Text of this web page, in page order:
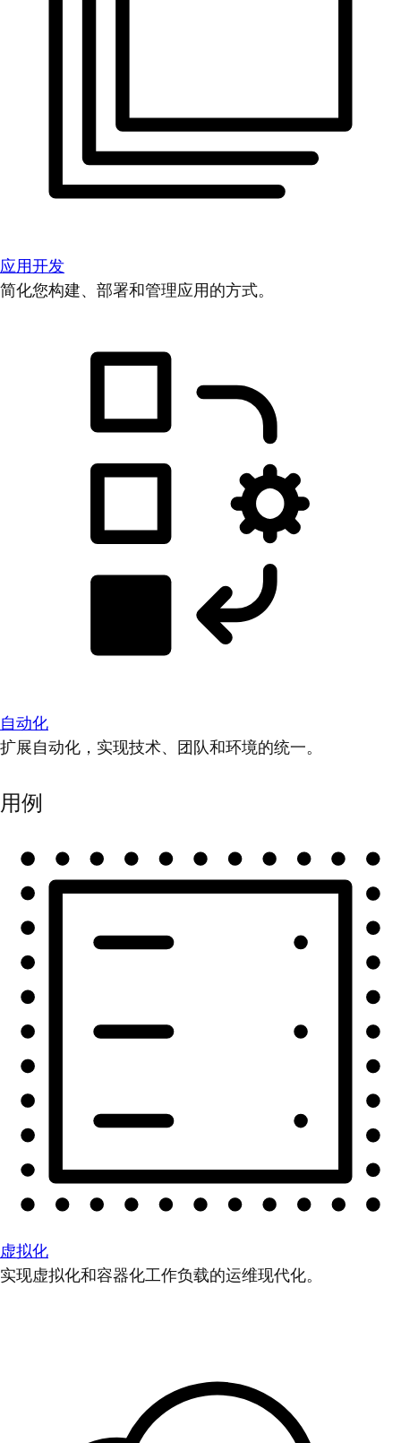
应用开发
简化您构建、部署和管理应用的方式。
自动化
扩展自动化，实现技术、团队和环境的统一。
用例
虚拟化
实现虚拟化和容器化工作负载的运维现代化。